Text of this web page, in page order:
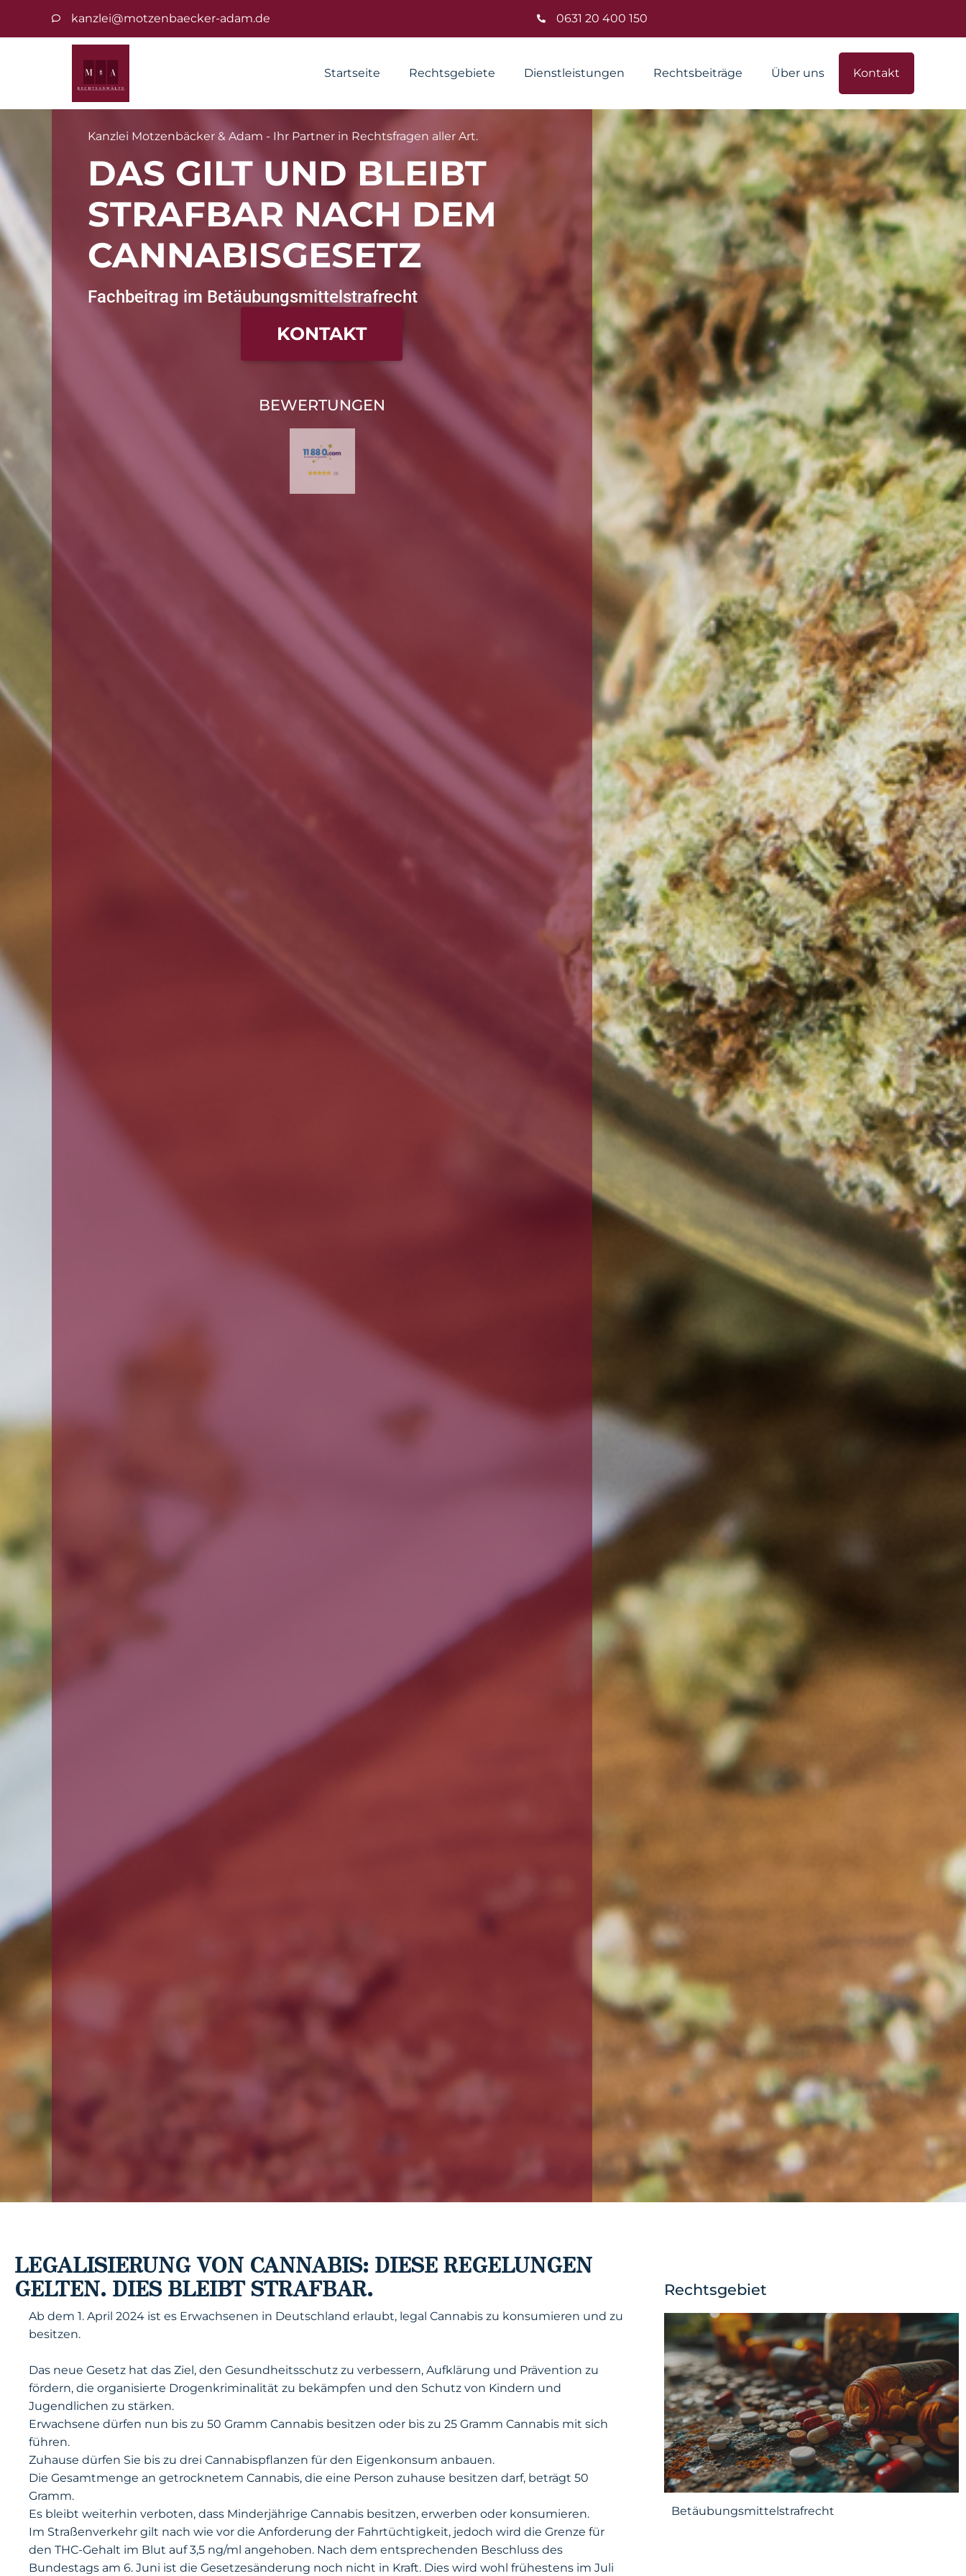
kanzlei@motzenbaecker-adam.de 0631 20 400 150
Startseite Rechtsgebiete Dienstleistungen Rechtsbeiträge Über uns Kontakt
Kanzlei Motzenbäcker & Adam - Ihr Partner in Rechtsfragen aller Art.
DAS GILT UND BLEIBT
STRAFBAR NACH DEM
CANNABISGESETZ
Fachbeitrag im Betäubungsmittelstrafrecht
KONTAKT
BEWERTUNGEN
LEGALISIERUNG VON CANNABIS: DIESE REGELUNGEN
GELTEN. DIES BLEIBT STRAFBAR.
Ab dem 1. April 2024 ist es Erwachsenen in Deutschland erlaubt, legal Cannabis zu konsumieren und zu
besitzen.
Das neue Gesetz hat das Ziel, den Gesundheitsschutz zu verbessern, Aufklärung und Prävention zu
fördern, die organisierte Drogenkriminalität zu bekämpfen und den Schutz von Kindern und
Jugendlichen zu stärken.
Erwachsene dürfen nun bis zu 50 Gramm Cannabis besitzen oder bis zu 25 Gramm Cannabis mit sich
führen.
Zuhause dürfen Sie bis zu drei Cannabispflanzen für den Eigenkonsum anbauen.
Die Gesamtmenge an getrocknetem Cannabis, die eine Person zuhause besitzen darf, beträgt 50
Gramm.
Es bleibt weiterhin verboten, dass Minderjährige Cannabis besitzen, erwerben oder konsumieren.
Im Straßenverkehr gilt nach wie vor die Anforderung der Fahrtüchtigkeit, jedoch wird die Grenze für
den THC-Gehalt im Blut auf 3,5 ng/ml angehoben. Nach dem entsprechenden Beschluss des
Bundestags am 6. Juni ist die Gesetzesänderung noch nicht in Kraft. Dies wird wohl frühestens im Juli
Rechtsgebiet
Betäubungsmittelstrafrecht